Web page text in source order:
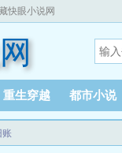
快眼小说网
重生穿越 都市小说
账